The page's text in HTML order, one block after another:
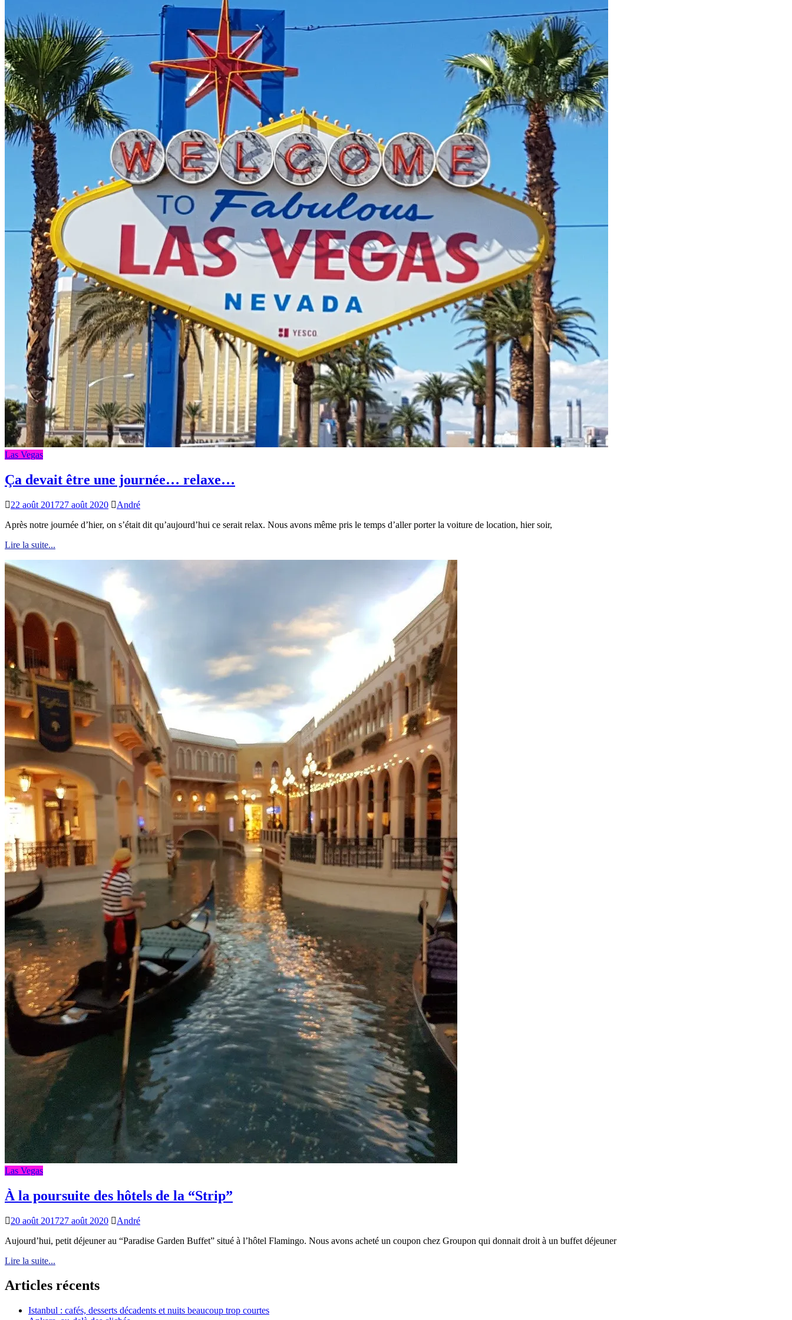
Las Vegas
Ça devait être une journée… relaxe…
22 août 201727 août 2020
André
Après notre journée d’hier, on s’était dit qu’aujourd’hui ce serait relax. Nous avons même pris le temps d’aller porter la voiture de location, hier soir,
Lire la suite...
Las Vegas
À la poursuite des hôtels de la “Strip”
20 août 201727 août 2020
André
Aujourd’hui, petit déjeuner au “Paradise Garden Buffet” situé à l’hôtel Flamingo. Nous avons acheté un coupon chez Groupon qui donnait droit à un buffet déjeuner
Lire la suite...
Articles récents
Istanbul : cafés, desserts décadents et nuits beaucoup trop courtes